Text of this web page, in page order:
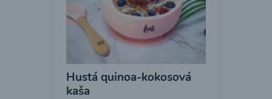
Hustá quinoa-kokosová
kaša